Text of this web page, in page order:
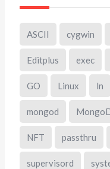
ASCII cygwin
Editplus exec
GO Linux ln
mongod
NFT passthru
supervisord